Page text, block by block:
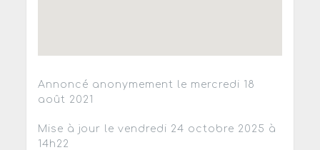
Annoncé anonymement le mercredi 18
août 2021
Mise à jour le vendredi 24 octobre 2025 à
14h22